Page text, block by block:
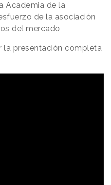
Academia de la
de la asociación
del mercado
la presentación completa